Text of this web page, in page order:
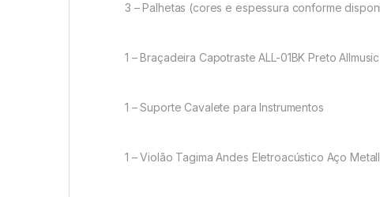
3 – Palhetas (cores e espessura conforme
1 – Braçadeira Capotraste ALL-01BK Preto Allmusic
1 – Suporte Cavalete para Instrumentos
1 – Violão Tagima Andes Eletroacústico Aço